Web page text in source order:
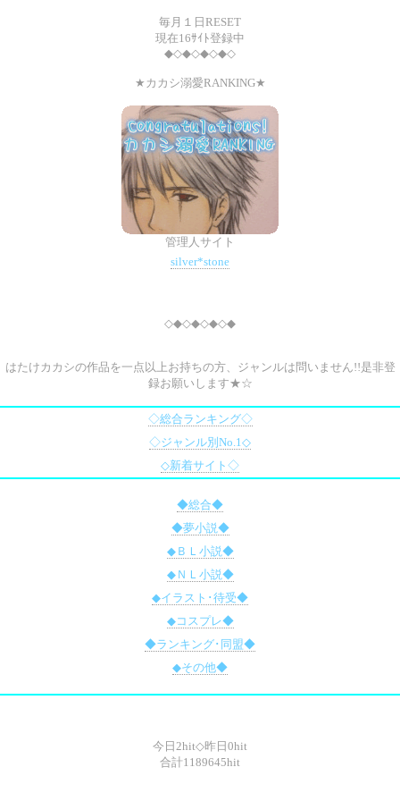
毎月１日RESET
現在16ｻｲﾄ登録中
◆◇◆◇◆◇◆◇
★カカシ溺愛RANKING★
管理人サイト
silver*stone
◇◆◇◆◇◆◇◆
はたけカカシの作品を一点以上お持ちの方、ジャンルは問いません!!是非登
録お願いします★☆
◇総合ランキング◇
◇ジャンル別No.1◇
◇新着サイト◇
◆総合◆
◆夢小説◆
◆ＢＬ小説◆
◆ＮＬ小説◆
◆イラスト･待受◆
◆コスプレ◆
◆ランキング･同盟◆
◆その他◆
今日2hit◇昨日0hit
合計1189645hit